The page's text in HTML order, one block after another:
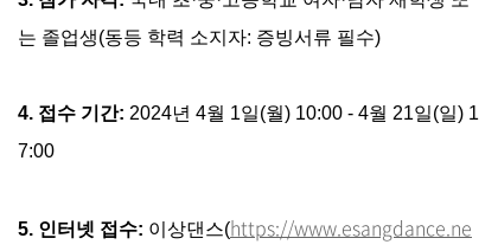
는 졸업생(동등 학력 소지자: 증빙서류 필수)
4. 접수 기간: 2024년 4월 1일(월) 10:00 - 4월 21일(일) 1
7:00
5. 인터넷 접수: 이상댄스(https://www.esangdance.ne